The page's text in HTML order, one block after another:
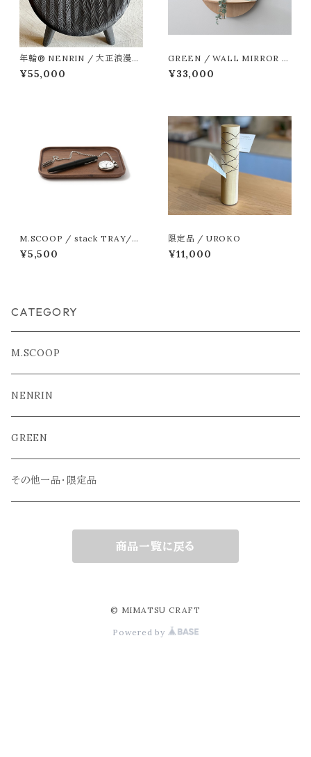
年輪® NENRIN / 大正浪漫シ
リーズ 花台いす
¥55,000
GREEN / WALL MIRROR _
S ひのき
¥33,000
M.SCOOP / stack TRAY/21
0-145
¥5,500
限定品 / UROKO
¥11,000
CATEGORY
M.SCOOP
NENRIN
GREEN
その他一品・限定品
商品一覧に戻る
© MIMATSU CRAFT
Powered by